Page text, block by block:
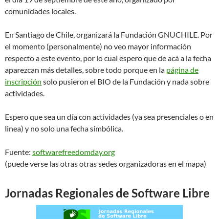
comunidades locales.
En Santiago de Chile, organizará la Fundación GNUCHILE. Por
el momento (personalmente) no veo mayor información
respecto a este evento, por lo cual espero que de acá a la fecha
aparezcan más detalles, sobre todo porque en la página de
inscripción solo pusieron el BIO de la Fundación y nada sobre
actividades.
Espero que sea un día con actividades (ya sea presenciales o en
linea) y no solo una fecha simbólica.
Fuente: softwarefreedomday.org
(puede verse las otras otras sedes organizadoras en el mapa)
Jornadas Regionales de Software Libre